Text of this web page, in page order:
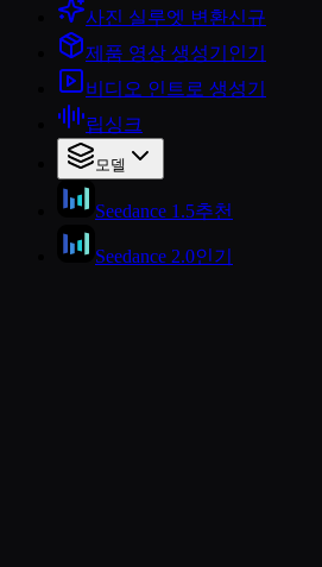
사진 실루엣 변환신규
제품 영상 생성기 인기
비디오 인트로 생성기
립싱크
모델
Seedance 1.5추천
Seedance 2.0인기